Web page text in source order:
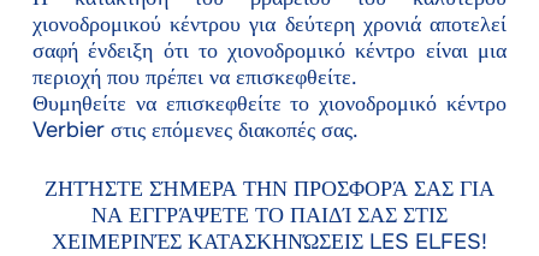
χιονοδρομικού κέντρου για δεύτερη χρονιά αποτελεί
σαφή ένδειξη ότι το χιονοδρομικό κέντρο είναι μια
περιοχή που πρέπει να επισκεφθείτε.
Θυμηθείτε να επισκεφθείτε το χιονοδρομικό κέντρο
Verbier στις επόμενες διακοπές σας.
ΖΗΤΉΣΤΕ ΣΉΜΕΡΑ ΤΗΝ ΠΡΟΣΦΟΡΆ ΣΑΣ ΓΙΑ
ΝΑ ΕΓΓΡΆΨΕΤΕ ΤΟ ΠΑΙΔΊ ΣΑΣ ΣΤΙΣ
ΧΕΙΜΕΡΙΝΈΣ ΚΑΤΑΣΚΗΝΏΣΕΙΣ LES ELFES!